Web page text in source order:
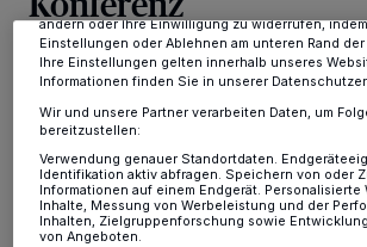
Hochdahl·Der TSV Hochdahl bietet
seine Reha-Teilnehmer mit aktueller
und seinen Rehasport-Selbstzahlern
Rehasport-Angebot via Zoom an
ausgenommen ist der Herzsport).
dieses Menü jederzeit wieder aufrufen, um Ihre
ändern oder Ihre Einwilligung zu widerrufen,
Einstellungen oder Ablehnen am unteren Rand
Ihre Einstellungen gelten innerhalb unseres
Informationen finden Sie in unserer
Wir und unsere Partner verarbeiten Daten, um
bereitzustellen:
Verwendung genauer Standortdaten.
Identifikation aktiv abfragen. Speichern von oder
Informationen auf einem Endgerät. Personalisierte
Inhalte, Messung von Werbeleistung und der
Inhalten, Zielgruppenforschung sowie
von Angeboten.